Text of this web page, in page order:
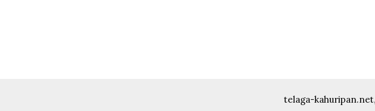
telaga-kahuripan.net,